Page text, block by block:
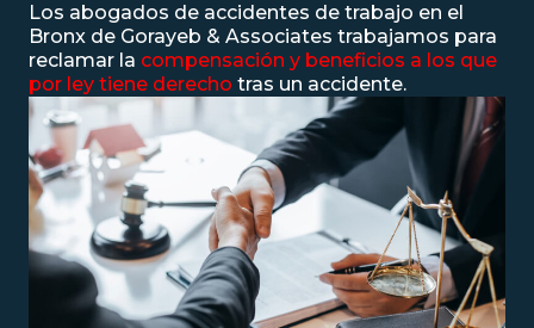
Los abogados de accidentes de trabajo en el
Bronx de Gorayeb & Associates trabajamos para
reclamar la compensación y beneficios a los que
por ley tiene derecho tras un accidente.